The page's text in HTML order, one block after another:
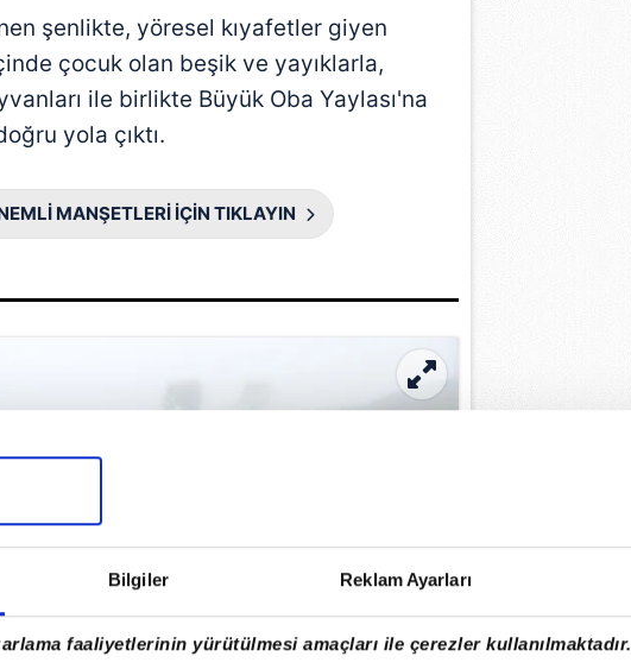
Bilgiler Reklam Ayarları
faaliyetlerinin yürütülmesi amaçları ile çerezler kullanılmaktadır.
şenlikte, yöresel kıyafetler giyen
çocuk olan beşik ve yayıklarla,
ile birlikte Büyük Oba Yaylası'na
yola çıktı.
MANŞETLERİ İÇİN TIKLAYIN